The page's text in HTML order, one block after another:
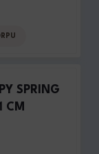
SPRING
CM